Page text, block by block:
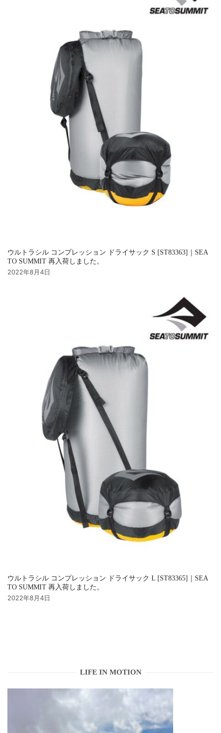
ウルトラシル コンプレッション ドライサック S [ST83363]｜SEA
TO SUMMIT 再入荷しました。
2022年8月4日
ウルトラシル コンプレッション ドライサック L [ST83365]｜SEA
TO SUMMIT 再入荷しました。
2022年8月4日
LIFE IN MOTION